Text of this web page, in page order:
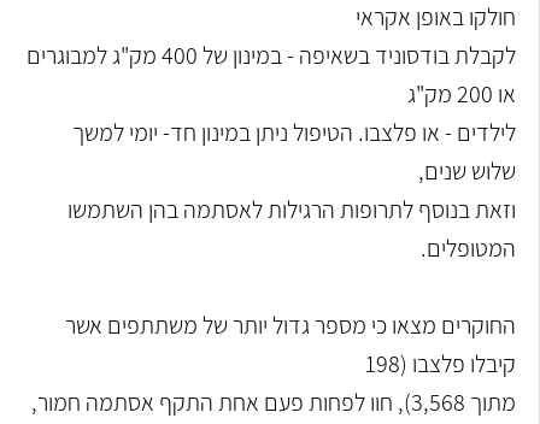
חולקו באופן אקראי
לקבלת בודסוניד בשאיפה - במינון של 400 מק"ג למבוגרים
או 200 מק"ג
לילדים - או פלצבו. הטיפול ניתן במינון חד- יומי למשך
שלוש שנים,
וזאת בנוסף לתרופות הרגילות לאסתמה בהן השתמשו
המטופלים.
החוקרים מצאו כי מספר גדול יותר של משתתפים אשר
קיבלו פלצבו (198
מתוך 3,568), חוו לפחות פעם אחת התקף אסתמה חמור,